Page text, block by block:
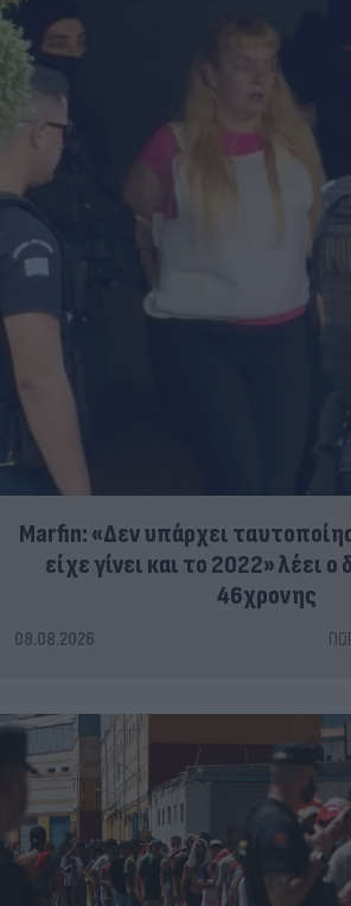
Marfin: «Δεν υπάρχει
είχε γίνει και το 2022» λέει
46χρονης
08.08.2026